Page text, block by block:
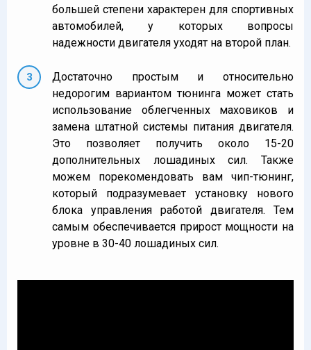
большей степени характерен для спортивных
автомобилей, у которых вопросы
надежности двигателя уходят на второй план.
Достаточно простым и относительно
недорогим вариантом тюнинга может стать
использование облегченных маховиков и
замена штатной системы питания двигателя.
Это позволяет получить около 15-20
дополнительных лошадиных сил. Также
можем порекомендовать вам чип-тюнинг,
который подразумевает установку нового
блока управления работой двигателя. Тем
самым обеспечивается прирост мощности на
уровне в 30-40 лошадиных сил.